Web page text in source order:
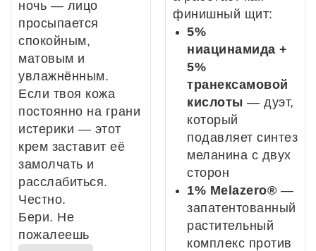
ночь — лицо
просыпается
спокойным,
матовым и
увлажнённым.
Если твоя кожа
постоянно на грани
истерики — этот
крем заставит её
замолчать и
расслабиться.
Честно.
Бери. Не
пожалеешь
финишный щит:
5%
ниацинамида +
5%
транексамовой
кислоты — дуэт,
который
подавляет синтез
меланина с двух
сторон
1% Melazero® —
запатентованный
растительный
комплекс против